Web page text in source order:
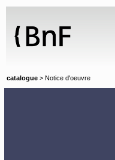
catalogue > Notice d'oeuvre